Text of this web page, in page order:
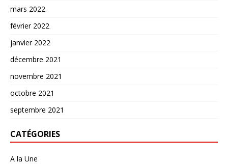
mars 2022
février 2022
janvier 2022
décembre 2021
novembre 2021
octobre 2021
septembre 2021
CATÉGORIES
A la Une